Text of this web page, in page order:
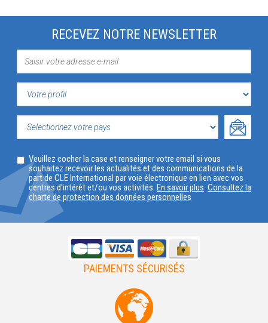
RECEVEZ NOTRE NEWSLETTER
VOTRE
PROFIL
VOTRE
PAYS
Veuillez cocher la case et renseigner votre email si vous
souhaitez recevoir les actualités et des communications de la
part de CLE International par voie électronique en lien avec vos
centres d'intérêt et/ou vos activités. En savoir plus Consultez la
charte de protection des données personnelles
PAIEMENTS SÉCURISÉS